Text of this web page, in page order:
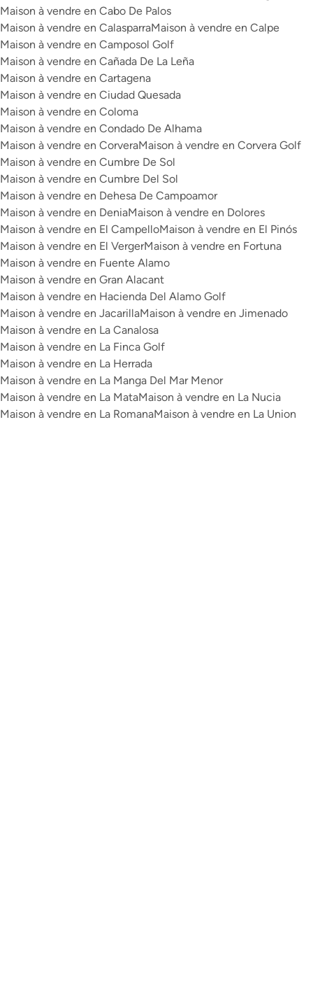
Maison à vendre en Cabo De Palos
Maison à vendre en CalasparraMaison à vendre en Calpe
Maison à vendre en Camposol Golf
Maison à vendre en Cañada De La Leña
Maison à vendre en Cartagena
Maison à vendre en Ciudad Quesada
Maison à vendre en Coloma
Maison à vendre en Condado De Alhama
Maison à vendre en CorveraMaison à vendre en Corvera Golf
Maison à vendre en Cumbre De Sol
Maison à vendre en Cumbre Del Sol
Maison à vendre en Dehesa De Campoamor
Maison à vendre en DeniaMaison à vendre en Dolores
Maison à vendre en El CampelloMaison à vendre en El Pinós
Maison à vendre en El VergerMaison à vendre en Fortuna
Maison à vendre en Fuente Alamo
Maison à vendre en Gran Alacant
Maison à vendre en Hacienda Del Alamo Golf
Maison à vendre en JacarillaMaison à vendre en Jimenado
Maison à vendre en La Canalosa
Maison à vendre en La Finca Golf
Maison à vendre en La Herrada
Maison à vendre en La Manga Del Mar Menor
Maison à vendre en La MataMaison à vendre en La Nucia
Maison à vendre en La RomanaMaison à vendre en La Union